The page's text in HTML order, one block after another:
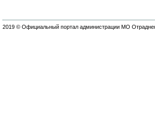
2019 © Официальный портал администрации МО